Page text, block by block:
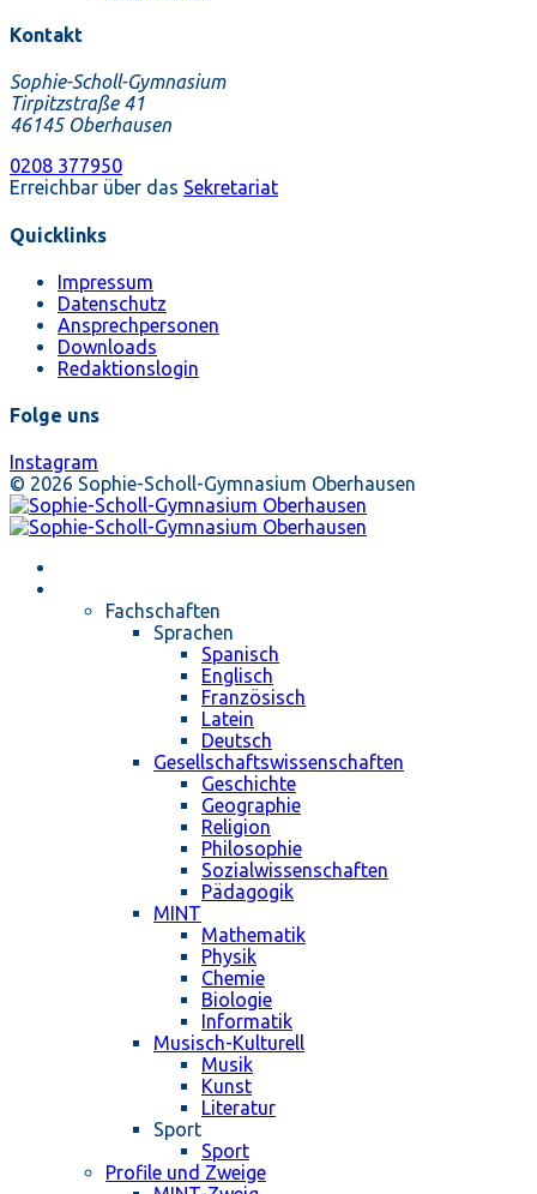
Kontakt
Sophie-Scholl-Gymnasium
Tirpitzstraße 41
46145 Oberhausen
0208 377950
Erreichbar über das Sekretariat
Quicklinks
Impressum
Datenschutz
Ansprechpersonen
Downloads
Redaktionslogin
Folge uns
Instagram
© 2026 Sophie-Scholl-Gymnasium Oberhausen
Fachschaften
Sprachen
Spanisch
Englisch
Französisch
Latein
Deutsch
Gesellschaftswissenschaften
Geschichte
Geographie
Religion
Philosophie
Sozialwissenschaften
Pädagogik
MINT
Mathematik
Physik
Chemie
Biologie
Informatik
Musisch-Kulturell
Musik
Kunst
Literatur
Sport
Sport
Profile und Zweige